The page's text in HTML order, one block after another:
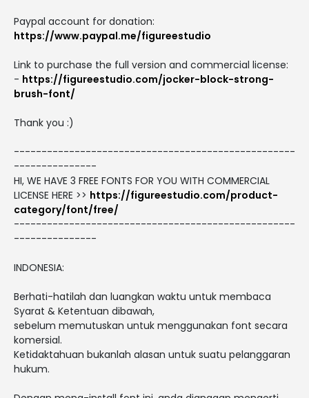
Paypal account for donation:
https://www.paypal.me/figureestudio
Link to purchase the full version and commercial license:
- https://figureestudio.com/jocker-block-strong-
brush-font/
Thank you :)
---------------------------------------------------
---------------
HI, WE HAVE 3 FREE FONTS FOR YOU WITH COMMERCIAL
LICENSE HERE >> https://figureestudio.com/product-
category/font/free/
---------------------------------------------------
---------------
INDONESIA:
Berhati-hatilah dan luangkan waktu untuk membaca
Syarat & Ketentuan dibawah,
sebelum memutuskan untuk menggunakan font secara
komersial.
Ketidaktahuan bukanlah alasan untuk suatu pelanggaran
hukum.